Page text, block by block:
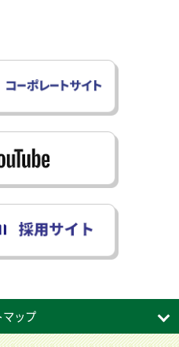
マップ